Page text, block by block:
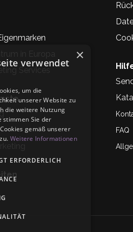
in Europa
Services
FAQ
×
verwendet
um die
unserer Website zu
die weitere Nutzung
stimmen Sie der
gemäß unserer
Weitere Informationen
ERFORDERLICH